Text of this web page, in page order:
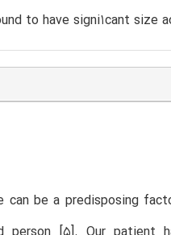
to have signi1cant size
be a predisposing